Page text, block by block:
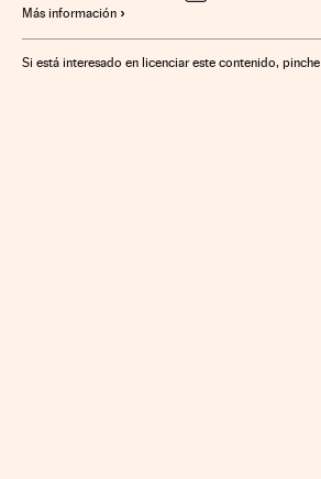
Más información
Si está interesado en licenciar este contenido, pinche